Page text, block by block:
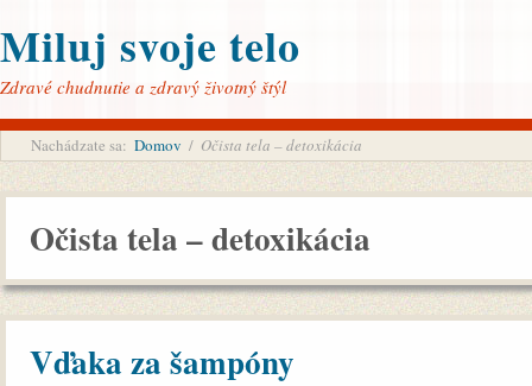
Miluj svoje telo
Zdravé chudnutie a zdravý životný štýl
Nachádzate sa: Domov / Očista tela – detoxikácia
Očista tela – detoxikácia
Vďaka za šampóny